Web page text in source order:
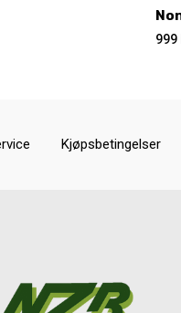
999
Kjøpsbetingelser